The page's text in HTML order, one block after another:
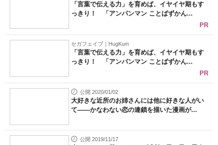
「言葉で伝える力」を育めば、イヤイヤ期もす
っきり！ 「アンパンマン ことばずかん...
PR
セガフェイブ｜HugKum
「言葉で伝える力」を育めば、イヤイヤ期もす
っきり！ 「アンパンマン ことばずかん...
PR
公開 2020/01/02
大好きな近所のお姉さんには他に好きな人がい
て――かなわない恋の連鎖を描いた漫画が...
公開 2019/11/17